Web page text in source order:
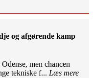
og afgørende kamp
men chancen
tekniske f... Læs mere